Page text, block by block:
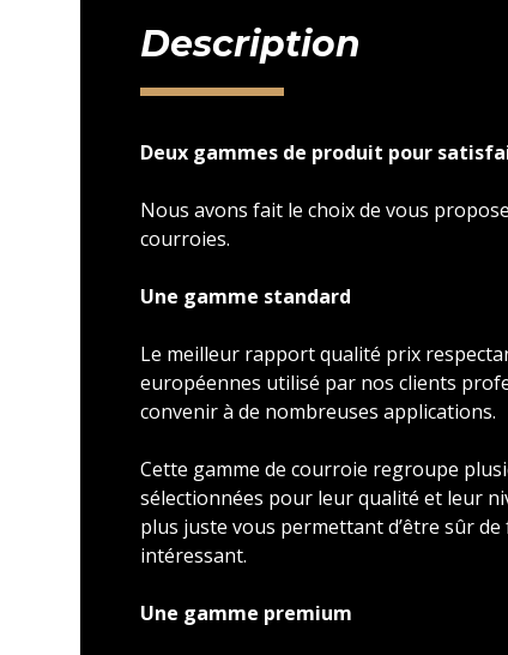
Description
Deux gammes de produit pour
Nous avons fait le choix de vous
courroies.
Une gamme standard
Le meilleur rapport qualité prix
européennes utilisé par nos clients
convenir à de nombreuses applications.
Cette gamme de courroie regroupe
sélectionnées pour leur qualité et leur
plus juste vous permettant d’être sûr de
intéressant.
Une gamme premium